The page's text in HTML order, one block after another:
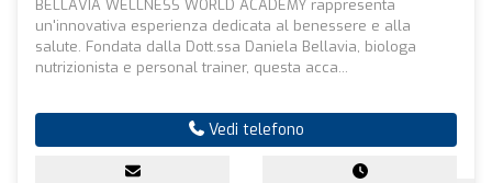
BELLAVIA WELLNESS WORLD ACADEMY rappresenta
un'innovativa esperienza dedicata al benessere e alla
salute. Fondata dalla Dott.ssa Daniela Bellavia, biologa
nutrizionista e personal trainer, questa acca...
Vedi telefono